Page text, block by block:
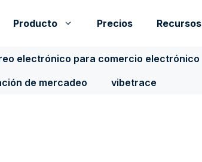
Producto Precios Recursos
electrónico para comercio electrónico
de mercadeo
vibetrace